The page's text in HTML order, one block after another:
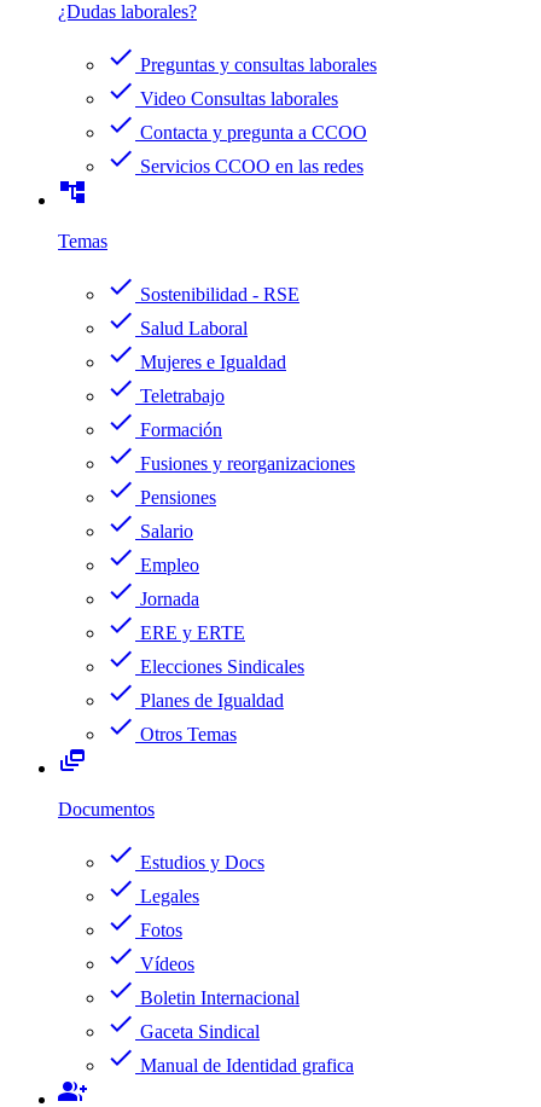
¿Dudas laborales?
check Preguntas y consultas laborales
check Video Consultas laborales
check Contacta y pregunta a CCOO
check Servicios CCOO en las redes
account_tree
Temas
check Sostenibilidad - RSE
check Salud Laboral
check Mujeres e Igualdad
check Teletrabajo
check Formación
check Fusiones y reorganizaciones
check Pensiones
check Salario
check Empleo
check Jornada
check ERE y ERTE
check Elecciones Sindicales
check Planes de Igualdad
check Otros Temas
dynamic_feed
Documentos
check Estudios y Docs
check Legales
check Fotos
check Vídeos
check Boletin Internacional
check Gaceta Sindical
check Manual de Identidad grafica
group_add